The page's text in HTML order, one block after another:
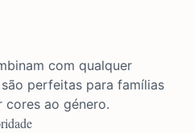
com qualquer
perfeitas para famílias
cores ao género.